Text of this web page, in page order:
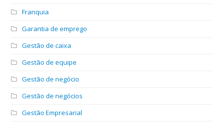
Franquia
Garantia de emprego
Gestão de caixa
Gestão de equipe
Gestão de negócio
Gestão de negócios
Gestão Empresarial